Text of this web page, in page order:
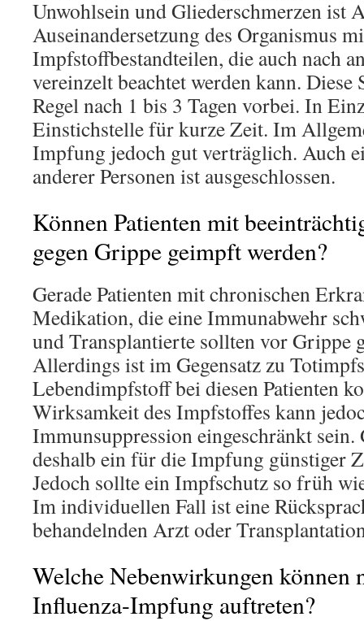
Unwohlsein und Gliederschmerzen ist
Auseinandersetzung des Organismus
Impfstoffbestandteilen, die auch nach
vereinzelt beachtet werden kann.
Regel nach 1 bis 3 Tagen vorbei. In
Einstichstelle für kurze Zeit. Im
Impfung jedoch gut verträglich. Auch
anderer Personen ist ausgeschlossen.
Können Patienten mit
gegen Grippe geimpft werden?
Gerade Patienten mit chronischen
Medikation, die eine Immunabwehr
und Transplantierte sollten vor Grippe
Allerdings ist im Gegensatz zu
Lebendimpfstoff bei diesen Patienten
Wirksamkeit des Impfstoffes kann
Immunsuppression eingeschränkt sein.
deshalb ein für die Impfung günstiger
Jedoch sollte ein Impfschutz so früh
Im individuellen Fall ist eine
behandelnden Arzt oder
Welche Nebenwirkungen können
Influenza-Impfung auftreten?